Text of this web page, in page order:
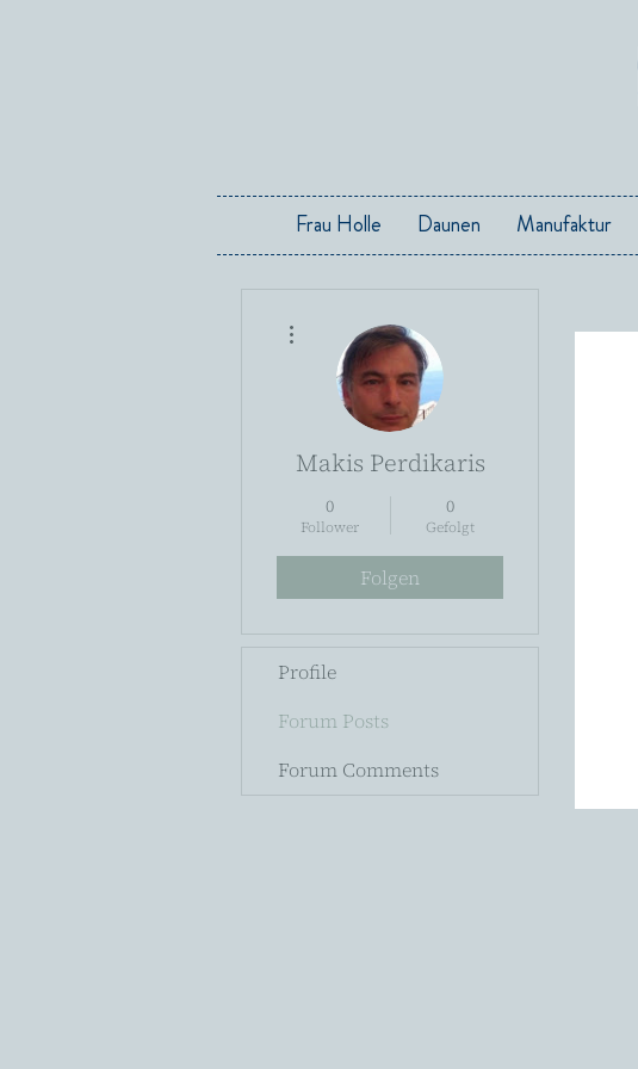
Frau Holle Daunen Manufaktur
Makis Perdikaris
0
Follower
0
Gefolgt
Folgen
Profile
Forum Posts
Forum Comments